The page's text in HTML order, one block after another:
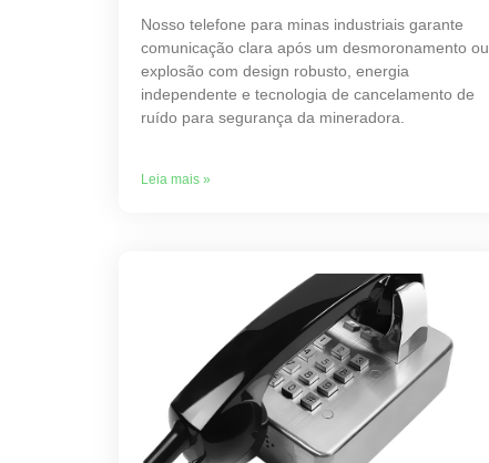
Nosso telefone para minas industriais garante
comunicação clara após um desmoronamento ou
explosão com design robusto, energia
independente e tecnologia de cancelamento de
ruído para segurança da mineradora.
Leia mais »